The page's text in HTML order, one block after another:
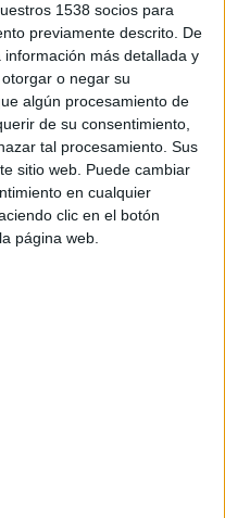
1538 socios para
previamente descrito. De
más detallada y
o negar su
algún procesamiento de
de su consentimiento,
tal procesamiento. Sus
sitio web. Puede cambiar
en cualquier
clic en el botón
página web.
también ha ejercido la docencia
y estrategia.